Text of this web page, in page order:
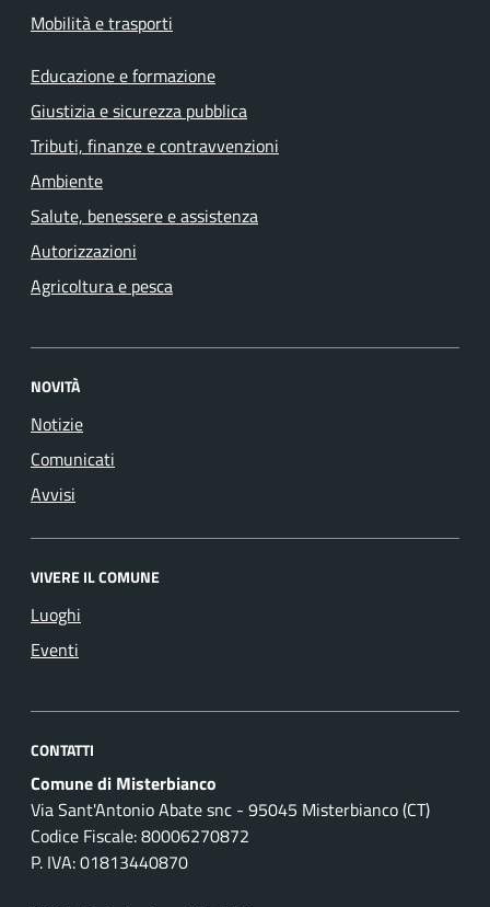
Mobilità e trasporti
Educazione e formazione
Giustizia e sicurezza pubblica
Tributi, finanze e contravvenzioni
Ambiente
Salute, benessere e assistenza
Autorizzazioni
Agricoltura e pesca
NOVITÀ
Notizie
Comunicati
Avvisi
VIVERE IL COMUNE
Luoghi
Eventi
CONTATTI
Comune di Misterbianco
Via Sant'Antonio Abate snc - 95045 Misterbianco (CT)
Codice Fiscale: 80006270872
P. IVA: 01813440870